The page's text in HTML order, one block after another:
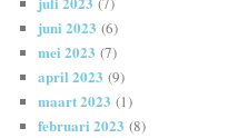
juni 2023 (6)
mei 2023 (7)
april 2023 (9)
maart 2023 (1)
februari 2023 (8)